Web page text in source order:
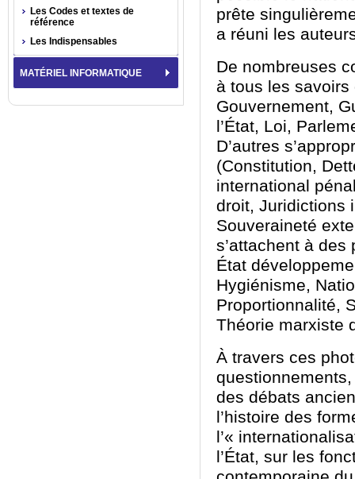
prête
a réuni les
De nombreuses
à tous les savoirs
Gouvernement,
l’État, Loi,
D’autres
(Constitution,
international
droit, Juridictions
Souveraineté
s’attachent à
État
Hygiénisme,
Proportionnalité,
Théorie marxiste
À travers ces
des débats
l’histoire des
l’«
l’État, sur les
Les Codes et textes de
référence
Les Indispensables
MATÉRIEL INFORMATIQUE